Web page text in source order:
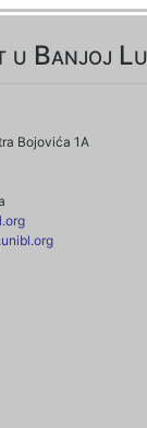
u Banjoj
Bojovića 1A